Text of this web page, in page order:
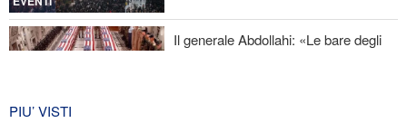
Il generale Abdollahi: «Le bare degli
PIU’ VISTI